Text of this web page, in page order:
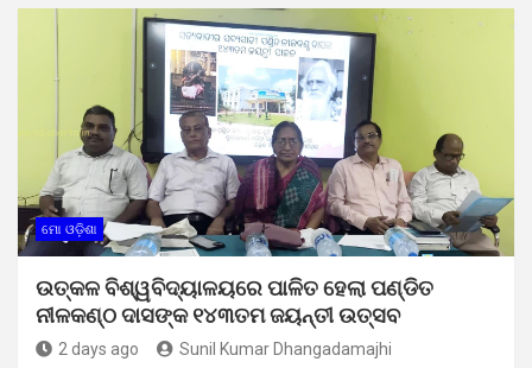
ମୋ ଓଡ଼ିଶା
ଉତ୍କଳ ବିଶ୍ୱବିଦ୍ୟାଳୟରେ ପାଳିତ ହେଲା ପଣ୍ଡିତ
ନୀଳକଣ୍ଠ ଦାସଙ୍କ ୧୪୩ତମ ଜୟନ୍ତୀ ଉତ୍ସବ
2 days ago Sunil Kumar Dhangadamajhi